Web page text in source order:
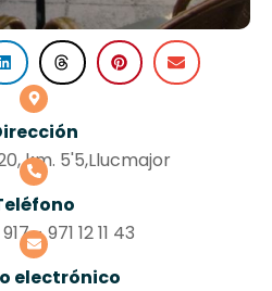
km. 5'5,Llucmajor
- 971 12 11 43
electrónico